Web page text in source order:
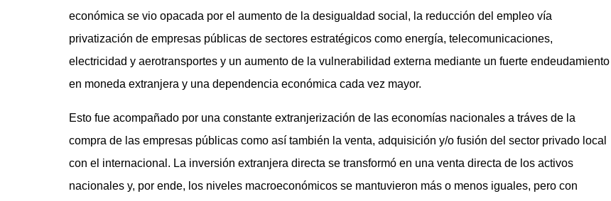
económica se vio opacada por el aumento de la desigualdad social, la reducción del empleo vía
privatización de empresas públicas de sectores estratégicos como energía, telecomunicaciones,
electricidad y aerotransportes y un aumento de la vulnerabilidad externa mediante un fuerte endeudamiento
en moneda extranjera y una dependencia económica cada vez mayor.
Esto fue acompañado por una constante extranjerización de las economías nacionales a tráves de la
compra de las empresas públicas como así también la venta, adquisición y/o fusión del sector privado local
con el internacional. La inversión extranjera directa se transformó en una venta directa de los activos
nacionales y, por ende, los niveles macroeconómicos se mantuvieron más o menos iguales, pero con